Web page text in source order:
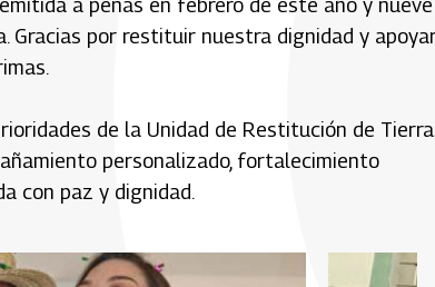
a penas en febrero de este año y nueve
Gracias por restituir nuestra dignidad y
de la Unidad de Restitución de
personalizado, fortalecimiento
con paz y dignidad.